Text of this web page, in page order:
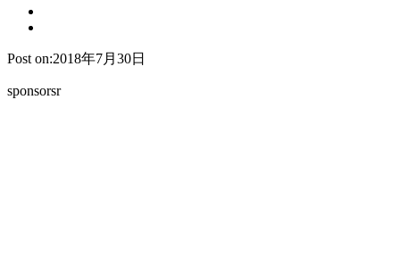
Post on:2018年7月30日
sponsorsr